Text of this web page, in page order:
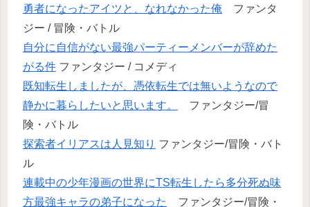
勇者になったアイツと、なれなかった俺 ファンタ
ジー / 冒険・バトル
自分に自信がない最強パーティーメンバーが辞めた
がる件 ファンタジー / コメディ
既知転生しましたが、憑依転生では無いようなので
静かに暮らしたいと思います。
ファンタジー/冒
険・バトル
探索者イリアスは人見知り ファンタジー/冒険・バト
ル
連載中の少年漫画の世界にTS転生したら多分死ぬ味
方最強キャラの弟子になった
ファンタジー/冒険・